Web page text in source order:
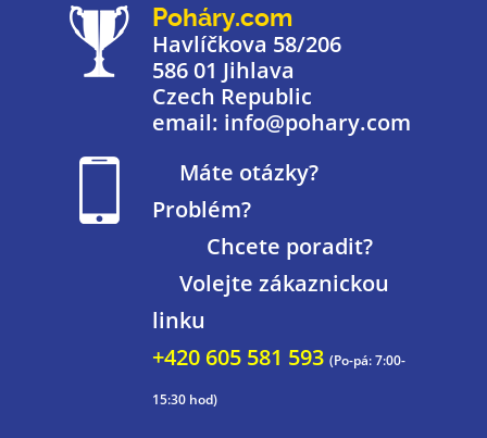
Poháry.com
Havlíčkova 58/206
586 01 Jihlava
Czech Republic
email: info@pohary.com
Máte otázky?
Problém?
Chcete poradit?
Volejte zákaznickou
linku
+420 605 581 593 (Po-pá: 7:00-
15:30 hod)